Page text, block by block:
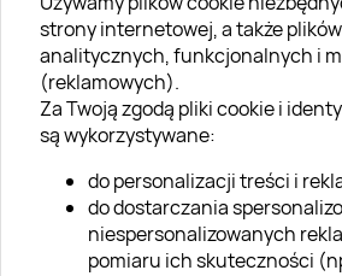
strony internetowej, a także
analitycznych, funkcjonalnych i
(reklamowych).
Za Twoją zgodą pliki cookie i
są wykorzystywane:
do personalizacji treści i
do dostarczania
niespersonalizowanych
pomiaru ich skuteczności
O SUPERPREZENTY
O nas
Aktualności
Kariera w Super Prezentach
Klub Lojalnościowy